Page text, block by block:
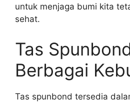
untuk menjaga bumi kita
sehat.
Tas
Berbagai
Tas spunbond tersedia